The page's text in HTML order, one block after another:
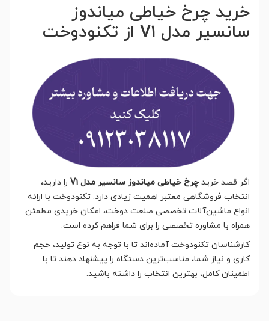
خرید چرخ خیاطی میاندوز
سانسیر مدل V1 از تکنودوخت
اگر قصد خرید چرخ خیاطی میاندوز سانسیر مدل V1
را دارید،
انتخاب فروشگاهی معتبر اهمیت زیادی دارد. تکنودوخت با ارائه
انواع ماشین‌آلات تخصصی صنعت دوخت، امکان خریدی مطمئن
همراه با مشاوره تخصصی را برای شما فراهم کرده است.
کارشناسان تکنودوخت آماده‌اند تا با توجه به نوع تولید، حجم
کاری و نیاز شما، مناسب‌ترین دستگاه را پیشنهاد دهند تا با
اطمینان کامل، بهترین انتخاب را داشته باشید.